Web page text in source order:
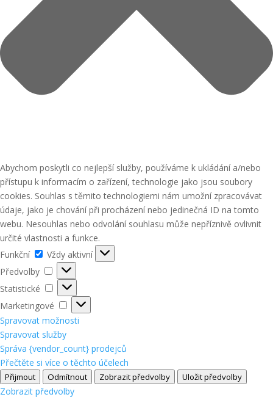
Abychom poskytli co nejlepší služby, používáme k ukládání a/nebo
přístupu k informacím o zařízení, technologie jako jsou soubory
cookies. Souhlas s těmito technologiemi nám umožní zpracovávat
údaje, jako je chování při procházení nebo jedinečná ID na tomto
webu. Nesouhlas nebo odvolání souhlasu může nepříznivě ovlivnit
určité vlastnosti a funkce.
Funkční
Funkční
Vždy aktivní
Předvolby
Předvolby
Statistické
Statistické
Marketingové
Marketingové
Spravovat možnosti
Spravovat služby
Správa {vendor_count} prodejců
Přečtěte si více o těchto účelech
Přijmout Odmítnout Zobrazit předvolby Uložit předvolby
Zobrazit předvolby